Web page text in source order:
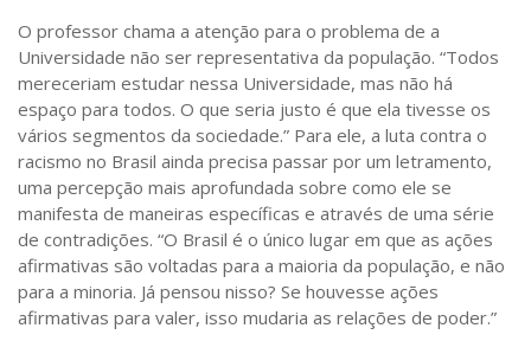
O professor chama a atenção para o problema de a
Universidade não ser representativa da população. “Todos
mereceriam estudar nessa Universidade, mas não há
espaço para todos. O que seria justo é que ela tivesse os
vários segmentos da sociedade.” Para ele, a luta contra o
racismo no Brasil ainda precisa passar por um letramento,
uma percepção mais aprofundada sobre como ele se
manifesta de maneiras específicas e através de uma série
de contradições. “O Brasil é o único lugar em que as ações
afirmativas são voltadas para a maioria da população, e não
para a minoria. Já pensou nisso? Se houvesse ações
afirmativas para valer, isso mudaria as relações de poder.”